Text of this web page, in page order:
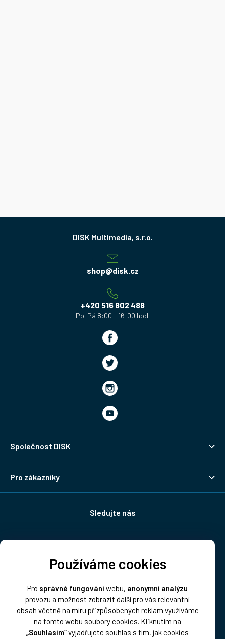
Používáme cookies
Pro správné fungováníwebu, anonymní analýzu
provozu a možnost zobrazit další pro vás relevantní
obsah včetně na míru přizpůsobených reklam využíváme
na tomto webu soubory cookies. Kliknutím na
„Souhlasím“vyjadřujete souhlas s tím, jak cookies
shop@disk.cz
+420 516 802 488
Společnost DISK
Pro zákazníky
Sledujte nás
Platba: